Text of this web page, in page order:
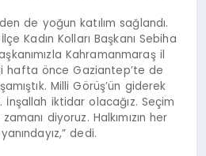
de yoğun katılım sağlandı.
Kadın Kolları Başkanı Sebiha
Kahramanmaraş il
hafta önce Gaziantep’te de
Milli Görüş’ün giderek
İnşallah iktidar olacağız. Seçim
diyoruz. Halkımızın her
dedi.